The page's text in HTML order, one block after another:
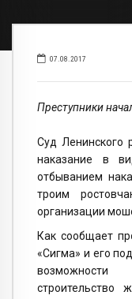
07.08.2017
Преступники
Суд Ленинского
наказание в
отбыванием
троим
организации
Как сообщает
«Сигма» и его
строительство